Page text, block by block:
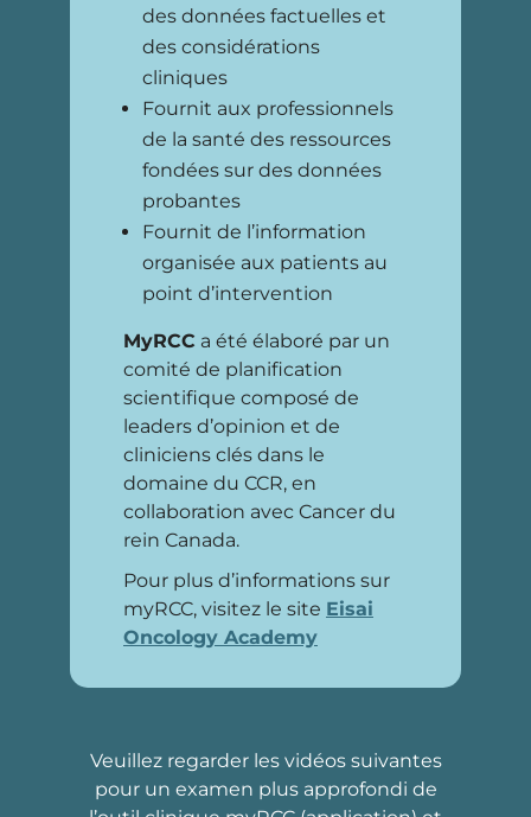
des données factuelles et
des considérations
cliniques
Fournit aux professionnels
de la santé des ressources
fondées sur des données
probantes
Fournit de l’information
organisée aux patients au
point d’intervention
MyRCC a été élaboré par un
comité de planification
scientifique composé de
leaders d’opinion et de
cliniciens clés dans le
domaine du CCR, en
collaboration avec Cancer du
rein Canada.
Pour plus d’informations sur
myRCC, visitez le site Eisai
Oncology Academy
Veuillez regarder les vidéos suivantes
pour un examen plus approfondi de